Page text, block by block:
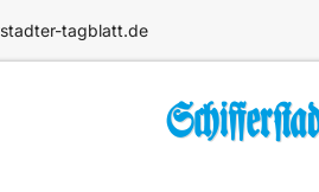
tagblatt.de